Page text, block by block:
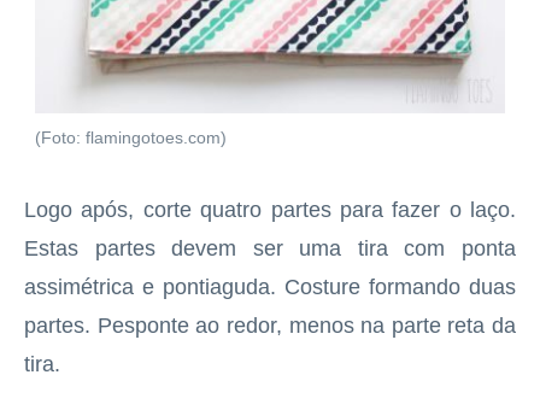
(Foto: flamingotoes.com)
Logo após, corte quatro partes para fazer o laço.
Estas partes devem ser uma tira com ponta
assimétrica e pontiaguda. Costure formando duas
partes. Pesponte ao redor, menos na parte reta da
tira.